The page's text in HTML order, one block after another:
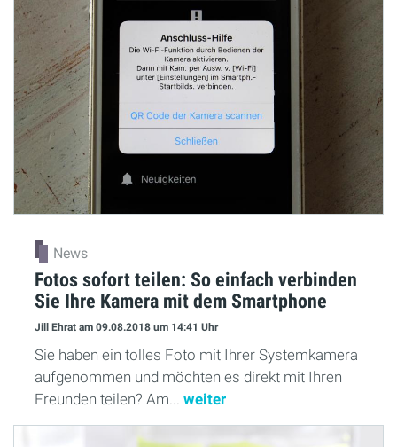
News
Fotos sofort teilen: So einfach verbinden
Sie Ihre Kamera mit dem Smartphone
Jill Ehrat am 09.08.2018 um 14:41 Uhr
Sie haben ein tolles Foto mit Ihrer Systemkamera
aufgenommen und möchten es direkt mit Ihren
Freunden teilen? Am... weiter